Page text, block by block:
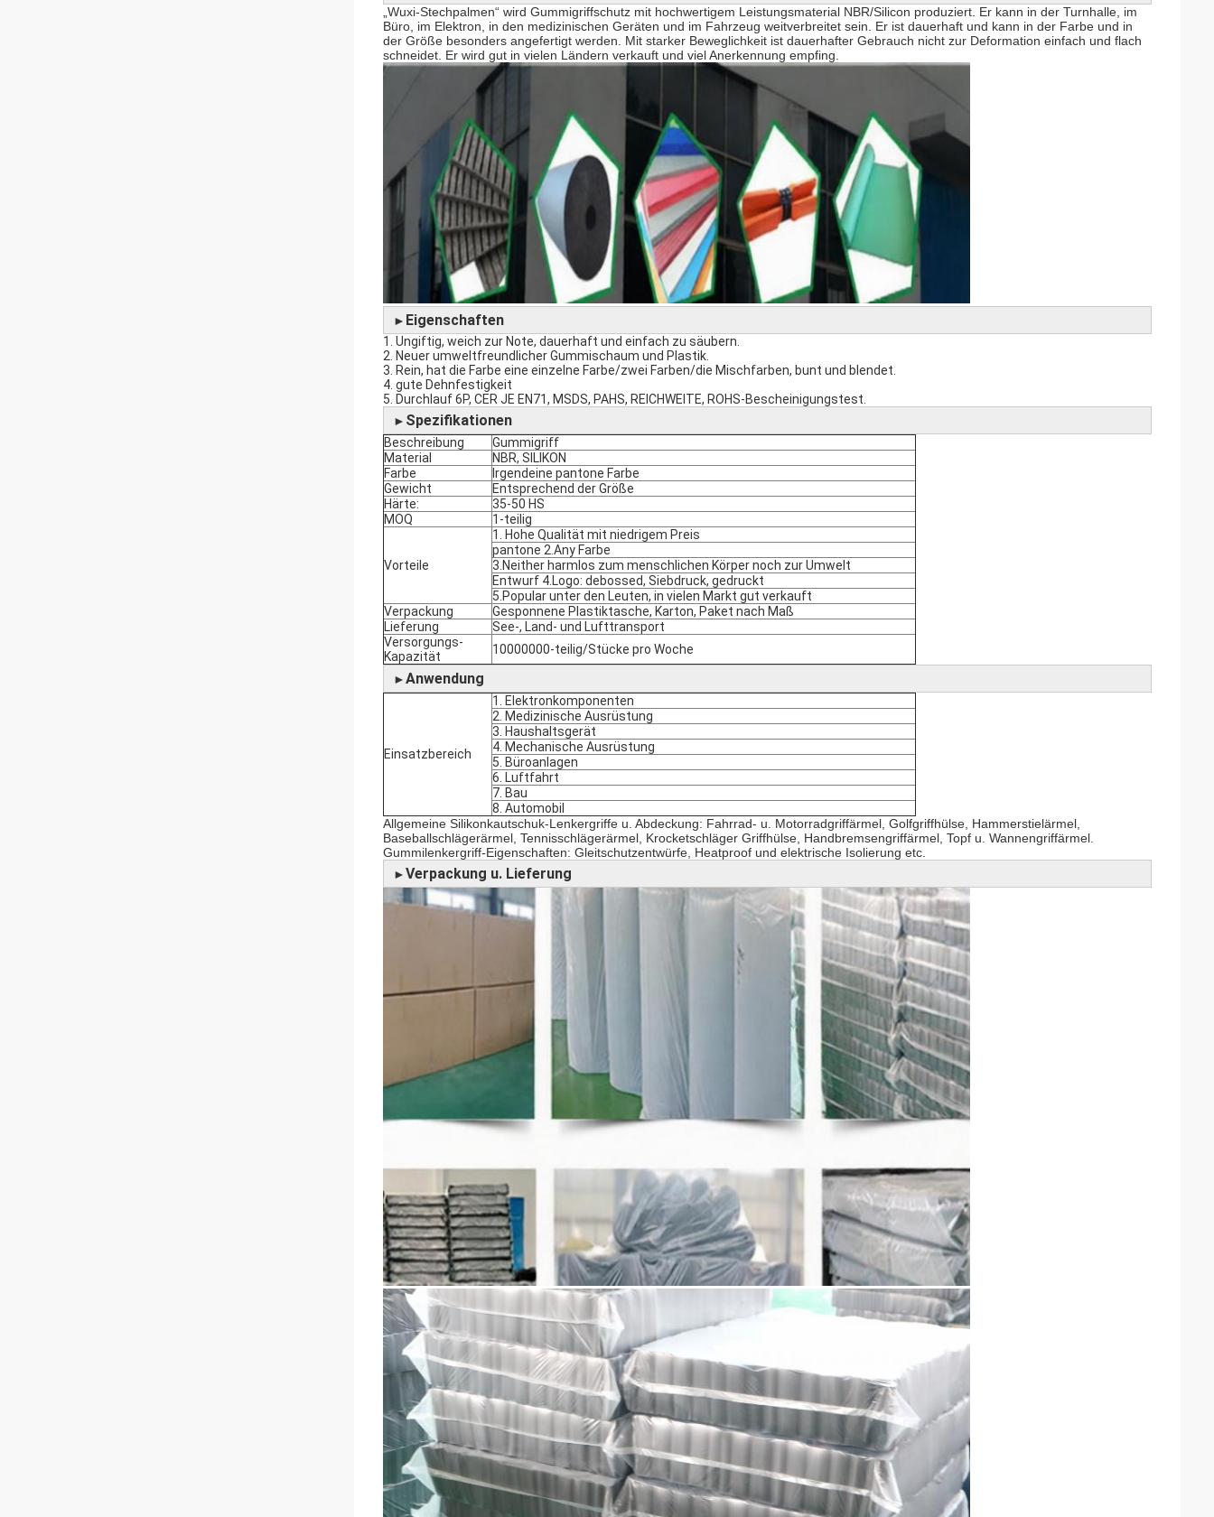
„Wuxi-Stechpalmen“ wird Gummigriffschutz mit hochwertigem Leistungsmaterial NBR/Silicon produziert. Er kann in der Turnhalle, im
Büro, im Elektron, in den medizinischen Geräten und im Fahrzeug weitverbreitet sein. Er ist dauerhaft und kann in der Farbe und in
der Größe besonders angefertigt werden. Mit starker Beweglichkeit ist dauerhafter Gebrauch nicht zur Deformation einfach und flach
schneidet. Er wird gut in vielen Ländern verkauft und viel Anerkennung empfing.
► Eigenschaften
1. Ungiftig, weich zur Note, dauerhaft und einfach zu säubern.
2. Neuer umweltfreundlicher Gummischaum und Plastik.
3. Rein, hat die Farbe eine einzelne Farbe/zwei Farben/die Mischfarben, bunt und blendet.
4. gute Dehnfestigkeit
5. Durchlauf 6P, CER JE EN71, MSDS, PAHS, REICHWEITE, ROHS-Bescheinigungstest.
► Spezifikationen
Beschreibung
Gummigriff
Material
NBR, SILIKON
Farbe
Irgendeine pantone Farbe
Gewicht
Entsprechend der Größe
Härte:
35-50 HS
MOQ
1-teilig
Vorteile
1. Hohe Qualität mit niedrigem Preis
pantone 2.Any Farbe
3.Neither harmlos zum menschlichen Körper noch zur Umwelt
Entwurf 4.Logo: debossed, Siebdruck, gedruckt
5.Popular unter den Leuten, in vielen Markt gut verkauft
Verpackung
Gesponnene Plastiktasche, Karton, Paket nach Maß
Lieferung
See-, Land- und Lufttransport
Versorgungs-
Kapazität
10000000-teilig/Stücke pro Woche
►Anwendung
Einsatzbereich
1. Elektronkomponenten
2. Medizinische Ausrüstung
3. Haushaltsgerät
4. Mechanische Ausrüstung
5. Büroanlagen
6. Luftfahrt
7. Bau
8. Automobil
Allgemeine Silikonkautschuk-Lenkergriffe u. Abdeckung: Fahrrad- u. Motorradgriffärmel, Golfgriffhülse, Hammerstielärmel,
Baseballschlägerärmel, Tennisschlägerärmel, Krocketschläger Griffhülse, Handbremsengriffärmel, Topf u. Wannengriffärmel.
Gummilenkergriff-Eigenschaften: Gleitschutzentwürfe, Heatproof und elektrische Isolierung etc.
►Verpackung u. Lieferung